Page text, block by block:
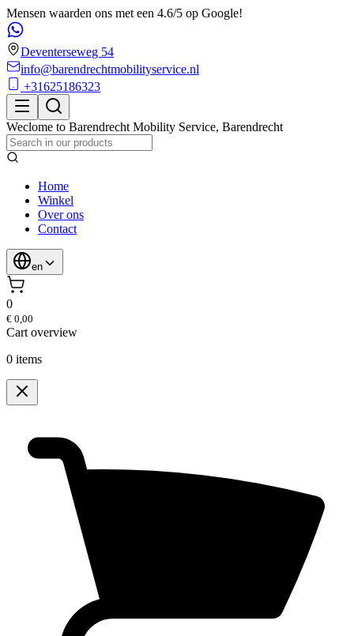
Mensen waarden ons met een 4.6/5 op Google!
Deventerseweg 54
info@barendrechtmobilityservice.nl
+31625186323
Weclome to Barendrecht Mobility Service, Barendrecht
Home
Winkel
Over ons
Contact
en
0
€ 0,00
Cart overview
0 items